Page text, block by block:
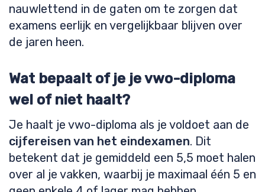
nauwlettend in de gaten om te zorgen dat
examens eerlijk en vergelijkbaar blijven over
de jaren heen.
Wat bepaalt of je je vwo-diploma
wel of niet haalt?
Je haalt je vwo-diploma als je voldoet aan de
cijfereisen van het eindexamen. Dit
betekent dat je gemiddeld een 5,5 moet halen
over al je vakken, waarbij je maximaal één 5 en